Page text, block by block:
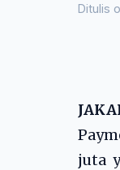
Ditulis
juta